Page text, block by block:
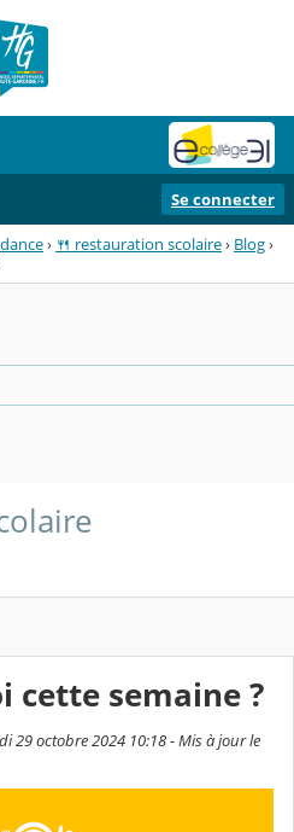
Se connecter
› 🍴 restauration scolaire› Blog›
cette semaine ?
29 octobre 2024 10:18 - Mis à jour le